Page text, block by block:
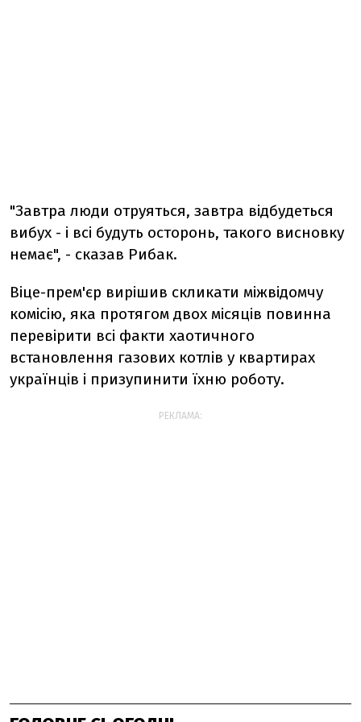
"Завтра люди отруяться, завтра відбудеться
вибух - і всі будуть осторонь, такого висновку
немає", - сказав Рибак.
Віце-прем'єр вирішив скликати міжвідомчу
комісію, яка протягом двох місяців повинна
перевірити всі факти хаотичного
встановлення газових котлів у квартирах
українців і призупинити їхню роботу.
РЕКЛАМА: